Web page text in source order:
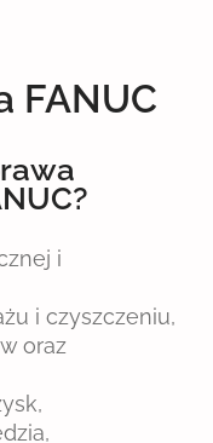
FANUC
i
i czyszczeniu,
oraz